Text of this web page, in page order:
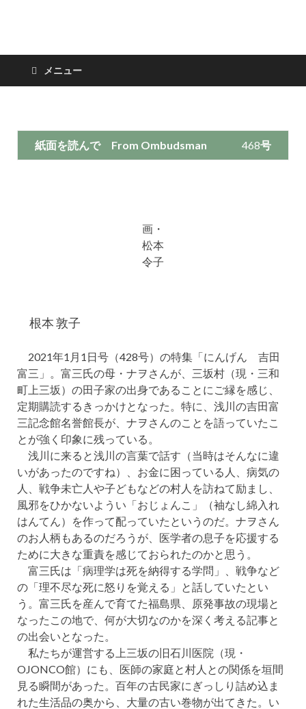
日々の新聞
メニュー
紙面を読んでFrom Ombudsman 468号
画・
松本
令子
根本 敦子
2021年1月1日号（428号）の特集「にんげん 吉田
富三」。富三氏の母・ナヲさんが、三坂村（現・三和
町上三坂）の田子家の出身であることにご縁を感じ、
定期購読するきっかけとなった。特に、浅川の吉田富
三記念館名誉館長が、ナヲさんのことを語っていたこ
とが強く印象に残っている。
浅川に来ると浅川の言葉で話す（当時はそんなに違
いがあったのですね）、お金に困っている人、病気の
人、戦争未亡人や子どもなどの村人を訪ねて励まし、
風邪をひかないようい「おじょんこ」（袖なし綿入れ
はんてん）を作って配っていたというのだ。ナヲさん
のお人柄もあるのだろうが、医学者の息子を応援する
ために大きな重責を感じておられたのかと思う。
富三氏は「病理学は死を納得する学問」、戦争など
の「理不尽な死に怒りを覚える」と話していたとい
う。富三氏を産んで育てた福島県、原発事故の現場と
なったこの地で、何が大切なのかを深く考える記事と
の出会いとなった。
私たちが運営する上三坂の旧石川医院（現・
OJONCO館）にも、医師の家庭と村人との関係を垣間
見る瞬間があった。百年の古民家にぎっしり詰め込ま
れた生活品の奥から、大量の古い巻物が出てきた。い